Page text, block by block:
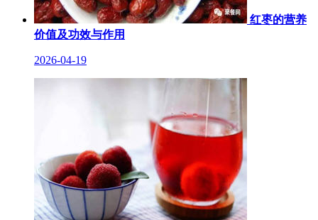
红枣的营养
价值及功效与作用
2026-04-19